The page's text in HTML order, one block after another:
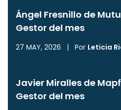
Ángel Fresnillo de
Gestor del mes
27 MAY, 2026 | Por Leticia
Javier Miralles de
Gestor del mes